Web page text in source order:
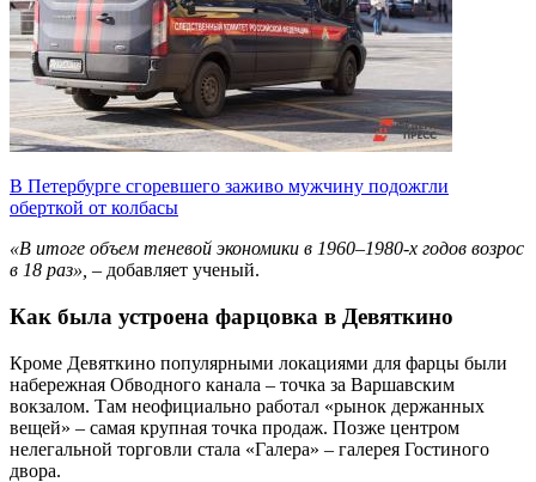
В Петербурге сгоревшего заживо мужчину подожгли
оберткой от колбасы
«В итоге объем теневой экономики в 1960–1980-х годов возрос
в 18 раз», – добавляет ученый.
Как была устроена фарцовка в Девяткино
Кроме Девяткино популярными локациями для фарцы были
набережная Обводного канала – точка за Варшавским
вокзалом. Там неофициально работал «рынок держанных
вещей» – самая крупная точка продаж. Позже центром
нелегальной торговли стала «Галера» – галерея Гостиного
двора.